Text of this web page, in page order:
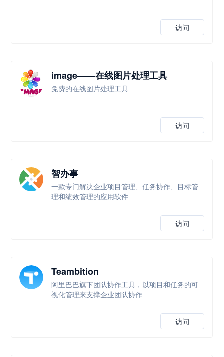
访问
image——在线图片处理工具
免费的在线图片处理工具
访问
智办事
一款专门解决企业项目管理、任务协作、目标管
理和绩效管理的应用软件
访问
Teambition
阿里巴巴旗下团队协作工具，以项目和任务的可
视化管理来支撑企业团队协作
访问